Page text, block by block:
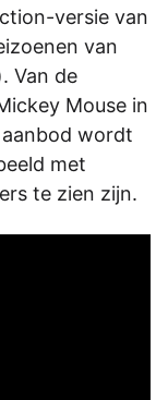
versie van
van
Van de
Mouse in
wordt
met
te zien zijn.